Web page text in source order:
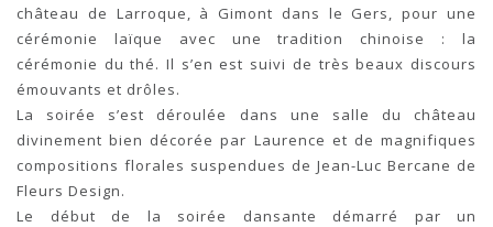
château de Larroque, à Gimont dans le Gers, pour une
cérémonie laïque avec une tradition chinoise : la
cérémonie du thé. Il s’en est suivi de très beaux discours
émouvants et drôles.
La soirée s’est déroulée dans une salle du château
divinement bien décorée par Laurence et de magnifiques
compositions florales suspendues de Jean-Luc Bercane de
Fleurs Design.
Le début de la soirée dansante démarré par un